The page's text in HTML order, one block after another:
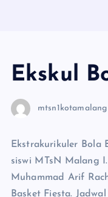
Ekskul
mtsn1kotamalang
Ekstrakurikuler Bola
siswi MTsN Malang
Muhammad Arif
Basket Fiesta.